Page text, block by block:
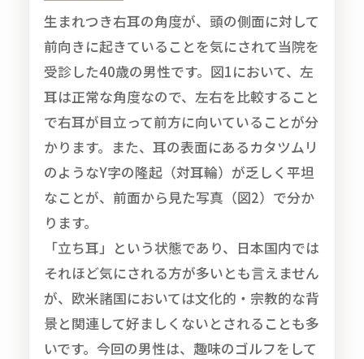
生まれつき右耳の角度が、頭の側面に対して
前向きに起きていることを気にされて当院を
受診した40歳の男性です。図1において、左
耳は正常な角度なので、左右を比較すること
で右耳が目立って前方に向いていることが分
かります。また、耳の表面にあるカタツムリ
のようなY字の隆起（対耳輪）が乏しく平坦
なことが、前面から見た写真（図2）で分か
ります。
「立ち耳」という状態であり、日本国内では
それほど気にされる方が多いとも言えません
が、欧米諸国においては文化的・宗教的な背
景と関連して好ましくないとされることも多
いです。今回の男性は、趣味のゴルフをして